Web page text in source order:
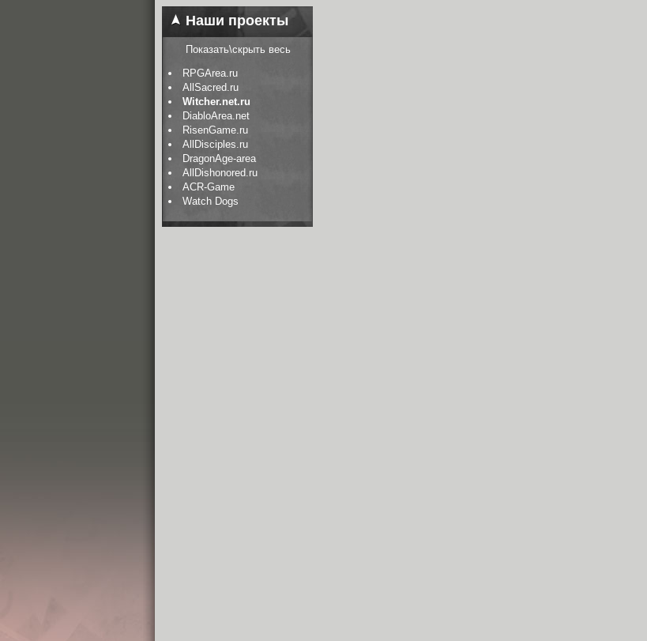
Наши проекты
Показать\скрыть весь
RPGArea.ru
AllSacred.ru
Witcher.net.ru
DiabloArea.net
RisenGame.ru
AllDisciples.ru
DragonAge-area
AllDishonored.ru
ACR-Game
Watch Dogs